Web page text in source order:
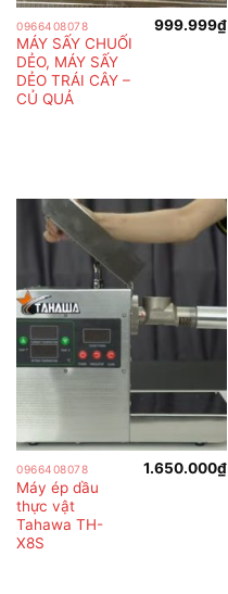
0966408078
MÁY SẤY CHUỐI
DẺO, MÁY SẤY
DẺO TRÁI CÂY –
CỦ QUẢ
999.999₫
0966408078
Máy ép dầu
thực vật
Tahawa TH-
X8S
1.650.000₫